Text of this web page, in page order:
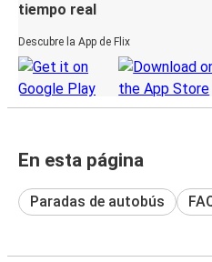
tiempo real
Descubre la App de Flix
En esta página
Paradas de autobús